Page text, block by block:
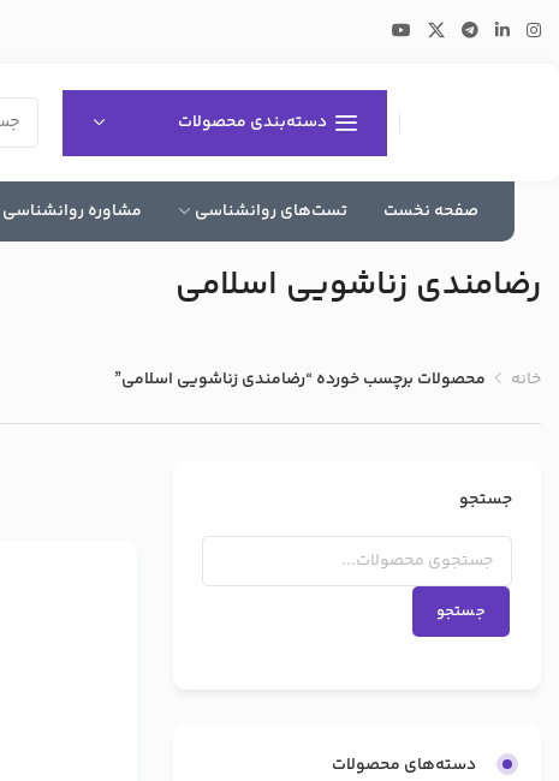
دسته‌بندی محصولات
صفحه نخست تست‌های روانشناسی مشاوره روانشناسی
رضامندي زناشويي اسلامي
خانه محصولات برچسب خورده “رضامندي زناشويي اسلامي”
جستجو
جستجو
دسته‌های محصولات